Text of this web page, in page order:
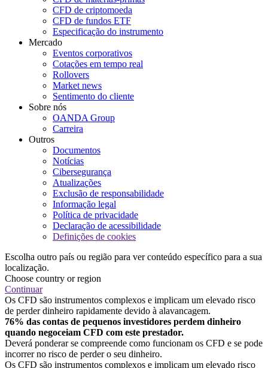
CFD de criptomoeda
CFD de fundos ETF
Especificação do instrumento
Mercado
Eventos corporativos
Cotações em tempo real
Rollovers
Market news
Sentimento do cliente
Sobre nós
OANDA Group
Carreira
Outros
Documentos
Notícias
Cibersegurança
Atualizações
Exclusão de responsabilidade
Informação legal
Política de privacidade
Declaração de acessibilidade
Definições de cookies
Escolha outro país ou região para ver conteúdo específico para a sua
localização.
Choose country or region
Continuar
Os CFD são instrumentos complexos e implicam um elevado risco
de perder dinheiro rapidamente devido à alavancagem.
76% das contas de pequenos investidores perdem dinheiro
quando negoceiam CFD com este prestador.
Deverá ponderar se compreende como funcionam os CFD e se pode
incorrer no risco de perder o seu dinheiro.
Os CFD são instrumentos complexos e implicam um elevado risco